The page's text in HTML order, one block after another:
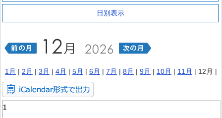
日別表示
1月 | 2月 | 3月 | 4月 | 5月 | 6月 | 7月 | 8月 | 9月 | 10月 | 11月 | 12月 |
1